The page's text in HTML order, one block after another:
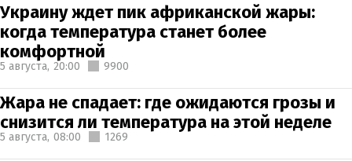
Украину ждет пик африканской жары:
когда температура станет более
комфортной
5 августа, 20:00 9900
Жара не спадает: где ожидаются грозы и
снизится ли температура на этой неделе
5 августа, 08:00 1269